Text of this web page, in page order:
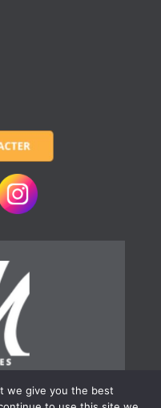
we give you the best